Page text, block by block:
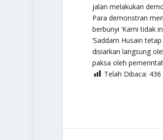
jalan melakukan
Para demonstran
berbunyi ‘Kami tidak
‘Saddam Husain
disiarkan langsung
paksa oleh
Telah Dibaca: 436